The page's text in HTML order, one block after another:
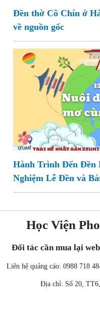
Đền thờ Cô Chín ở
về nguồn gốc
Hành Trình Đến Đền
Nghiệm Lễ Đền và
Học Viện
Đối tác cần mua lại
Liên hệ quảng cáo: 0988 718
Địa chỉ: Số 20,